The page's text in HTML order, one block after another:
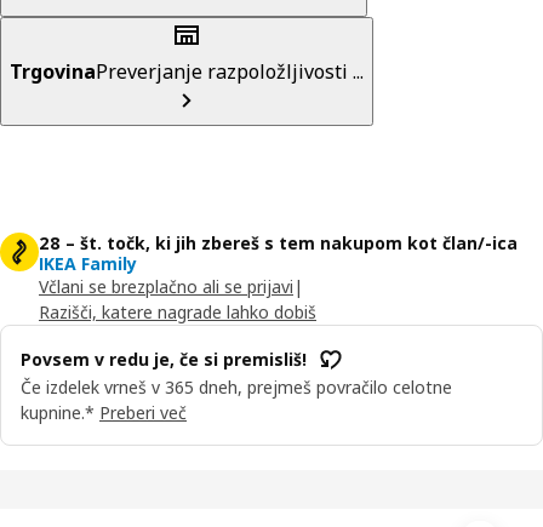
TrgovinaPreverjanje razpoložljivosti ...
28 – št. točk, ki jih zbereš s tem nakupom kot član/-ica
IKEA Family
Včlani se brezplačno ali se prijavi |
Razišči, katere nagrade lahko dobiš
Povsem v redu je, če si premisliš!
Če izdelek vrneš v 365 dneh, prejmeš povračilo celotne
kupnine.* Preberi več